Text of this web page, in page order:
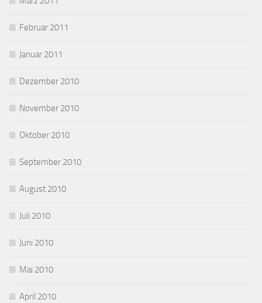
Februar 2011
Januar 2011
Dezember 2010
November 2010
Oktober 2010
September 2010
August 2010
Juli 2010
Juni 2010
Mai 2010
April 2010